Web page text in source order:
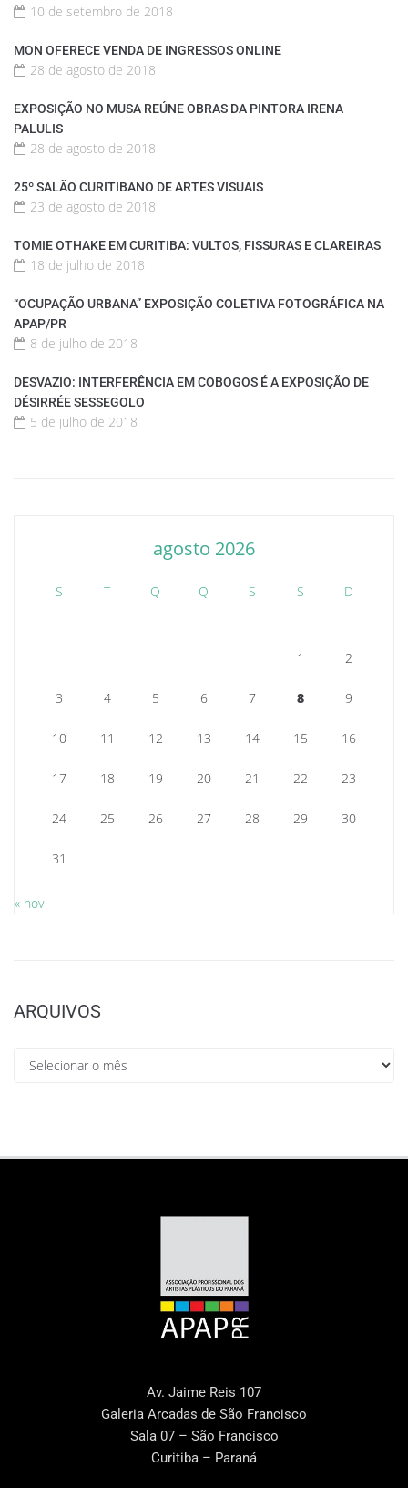
10 de setembro de 2018
MON OFERECE VENDA DE INGRESSOS ONLINE
28 de agosto de 2018
EXPOSIÇÃO NO MUSA REÚNE OBRAS DA PINTORA IRENA
PALULIS
28 de agosto de 2018
25º SALÃO CURITIBANO DE ARTES VISUAIS
23 de agosto de 2018
TOMIE OTHAKE EM CURITIBA: VULTOS, FISSURAS E CLAREIRAS
18 de julho de 2018
“OCUPAÇÃO URBANA” EXPOSIÇÃO COLETIVA FOTOGRÁFICA NA
APAP/PR
8 de julho de 2018
DESVAZIO: INTERFERÊNCIA EM COBOGOS É A EXPOSIÇÃO DE
DÉSIRRÉE SESSEGOLO
5 de julho de 2018
agosto 2026
S T Q Q S S D
1 2
3 4 5 6 7 8 9
10 11 12 13 14 15 16
17 18 19 20 21 22 23
24 25 26 27 28 29 30
31
« nov
ARQUIVOS
Av. Jaime Reis 107
Galeria Arcadas de São Francisco
Sala 07 – São Francisco
Curitiba – Paraná